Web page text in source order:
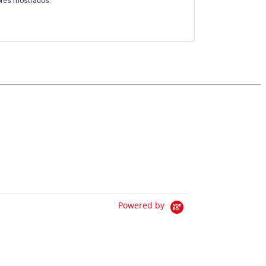
Powered by